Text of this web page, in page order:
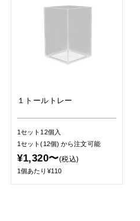
１トールトレー
1セット12個入
1セット(12個)から注文可能
¥1,320〜(税込)
1個あたり¥110